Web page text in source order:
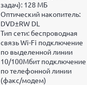
задач): 128 МБ
Оптический накопитель:
DVD±RW DL
Тип сети: беспроводная
связь Wi-Fi подключение
по выделенной линии
10/100Мбит подключение
по телефонной линии
(факс/модем)